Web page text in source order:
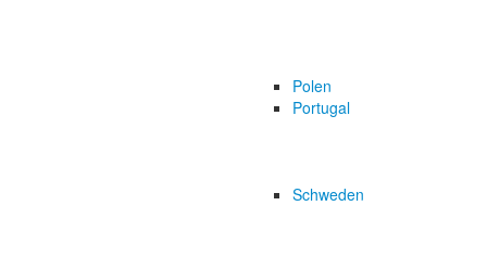
Polen
Portugal
Schweden